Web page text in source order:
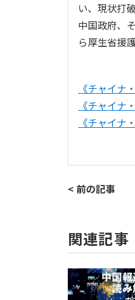
い、現状打
中国政府、
ら厚生省援
《チャイ
《チャイ
《チャイ
< 前の記事
関連記事